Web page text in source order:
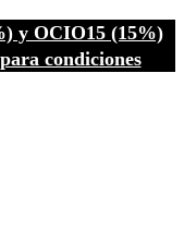
y OCIO15 (15%)
condiciones